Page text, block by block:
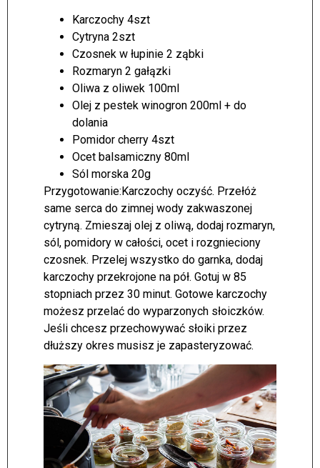
Karczochy 4szt
Cytryna 2szt
Czosnek w łupinie 2 ząbki
Rozmaryn 2 gałązki
Oliwa z oliwek 100ml
Olej z pestek winogron 200ml + do
dolania
Pomidor cherry 4szt
Ocet balsamiczny 80ml
Sól morska 20g
Przygotowanie:Karczochy oczyść. Przełóż
same serca do zimnej wody zakwaszonej
cytryną. Zmieszaj olej z oliwą, dodaj rozmaryn,
sól, pomidory w całości, ocet i rozgnieciony
czosnek. Przelej wszystko do garnka, dodaj
karczochy przekrojone na pół. Gotuj w 85
stopniach przez 30 minut. Gotowe karczochy
możesz przelać do wyparzonych słoiczków.
Jeśli chcesz przechowywać słoiki przez
dłuższy okres musisz je zapasteryzować.